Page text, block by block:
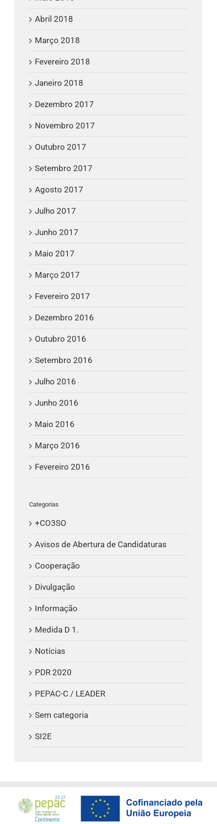
Abril 2018
Março 2018
Fevereiro 2018
Janeiro 2018
Dezembro 2017
Novembro 2017
Outubro 2017
Setembro 2017
Agosto 2017
Julho 2017
Junho 2017
Maio 2017
Março 2017
Fevereiro 2017
Dezembro 2016
Outubro 2016
Setembro 2016
Julho 2016
Junho 2016
Maio 2016
Março 2016
Fevereiro 2016
Categorias
+CO3SO
Avisos de Abertura de Candidaturas
Cooperação
Divulgação
Informação
Medida D 1.
Notícias
PDR 2020
PEPAC-C / LEADER
Sem categoria
SI2E